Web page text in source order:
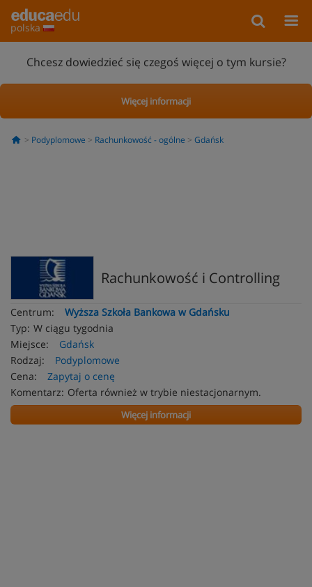
polska
Chcesz dowiedzieć się czegoś więcej o tym kursie?
Więcej informacji
Podyplomowe Rachunkowość - ogólne Gdańsk
Rachunkowość i Controlling
Centrum:
Wyższa Szkoła Bankowa w Gdańsku
Typ: W ciągu tygodnia
Miejsce:
Gdańsk
Rodzaj:
Podyplomowe
Cena:
Zapytaj o cenę
Komentarz: Oferta również w trybie niestacjonarnym.
Więcej informacji